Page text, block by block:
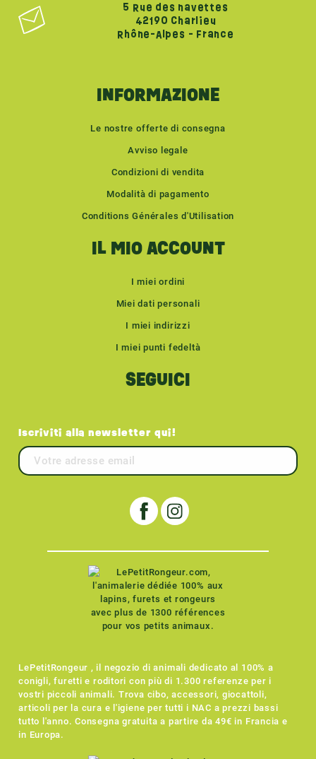
5 Rue des navettes
42190 Charlieu
Rhône-Alpes - France
INFORMAZIONE
Le nostre offerte di consegna
Avviso legale
Condizioni di vendita
Modalità di pagamento
Conditions Générales d'Utilisation
IL MIO ACCOUNT
I miei ordini
Miei dati personali
I miei indirizzi
I miei punti fedeltà
SEGUICI
Iscriviti alla newsletter qui!
LePetitRongeur , il negozio di animali dedicato al 100% a
conigli, furetti e roditori con più di 1.300 referenze per i
vostri piccoli animali. Trova cibo, accessori, giocattoli,
articoli per la cura e l'igiene per tutti i NAC a prezzi bassi
tutto l'anno. Consegna gratuita a partire da 49€ in Francia e
in Europa.